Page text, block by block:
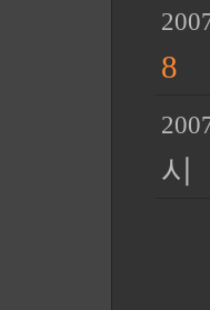
8
시